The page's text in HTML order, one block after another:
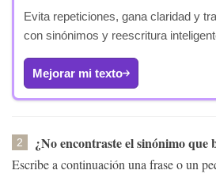
Evita repeticiones, gana claridad y
con sinónimos y reescritura
Mejorar mi texto
2 ¿No encontraste el sinónimo que
Escribe a continuación una frase o un